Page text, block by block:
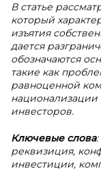
В статье
который
изъятия
дается
обозначаются
такие как
равноценной
национализации
инвесторов.
Ключевые слова
реквизиция,
инвестиции,